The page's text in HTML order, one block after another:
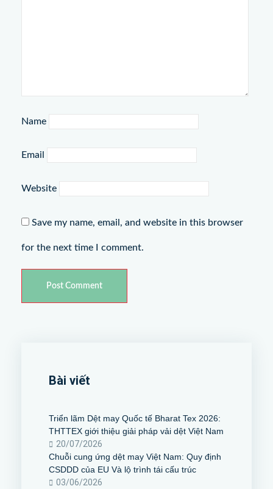
Name
Email
Website
Save my name, email, and website in this browser
for the next time I comment.
Bài viết
Triển lãm Dệt may Quốc tế Bharat Tex 2026:
THTTEX giới thiệu giải pháp vải dệt Việt Nam
20/07/2026
Chuỗi cung ứng dệt may Việt Nam: Quy định
CSDDD của EU Và lộ trình tái cấu trúc
03/06/2026